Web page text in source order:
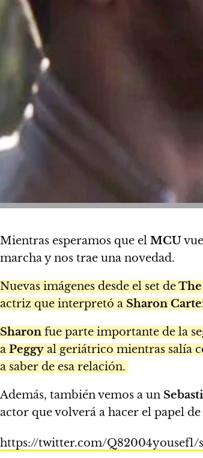
Mientras esperamos que el MCU
marcha y nos trae una novedad.
Nuevas imágenes desde el set de
actriz que interpretó a Sharon
Sharon fue parte importante de la
a Peggy al geriátrico mientras salía
a saber de esa relación.
Además, también vemos a un
actor que volverá a hacer el papel de
https://twitter.com/Q82004yousef1/